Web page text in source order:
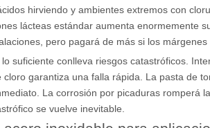
hirviendo y ambientes extremos con
lácteas estándar aumenta enormemente
pero pagará de más si los
suficiente conlleva riesgos catastróficos.
garantiza una falla rápida. La pasta de
La corrosión por picaduras romperá
se vuelve inevitable.